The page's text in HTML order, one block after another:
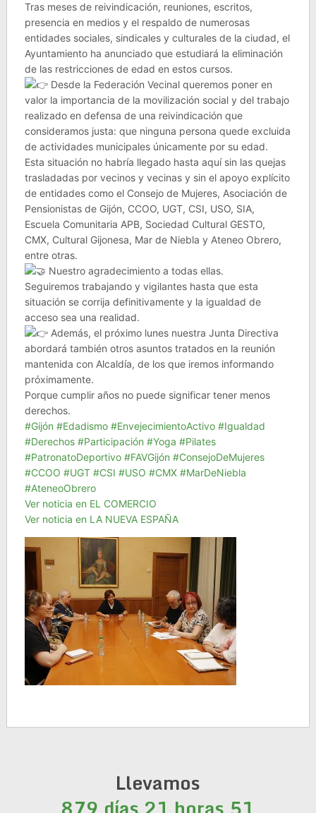
Tras meses de reivindicación, reuniones, escritos,
presencia en medios y el respaldo de numerosas
entidades sociales, sindicales y culturales de la ciudad, el
Ayuntamiento ha anunciado que estudiará la eliminación
de las restricciones de edad en estos cursos.
Desde la Federación Vecinal queremos poner en
valor la importancia de la movilización social y del trabajo
realizado en defensa de una reivindicación que
consideramos justa: que ninguna persona quede excluida
de actividades municipales únicamente por su edad.
Esta situación no habría llegado hasta aquí sin las quejas
trasladadas por vecinos y vecinas y sin el apoyo explícito
de entidades como el Consejo de Mujeres, Asociación de
Pensionistas de Gijón, CCOO, UGT, CSI, USO, SIA,
Escuela Comunitaria APB, Sociedad Cultural GESTO,
CMX, Cultural Gijonesa, Mar de Niebla y Ateneo Obrero,
entre otras.
Nuestro agradecimiento a todas ellas.
Seguiremos trabajando y vigilantes hasta que esta
situación se corrija definitivamente y la igualdad de
acceso sea una realidad.
Además, el próximo lunes nuestra Junta Directiva
abordará también otros asuntos tratados en la reunión
mantenida con Alcaldía, de los que iremos informando
próximamente.
Porque cumplir años no puede significar tener menos
derechos.
#Gijón #Edadismo #EnvejecimientoActivo #Igualdad
#Derechos #Participación #Yoga #Pilates
#PatronatoDeportivo #FAVGijón #ConsejoDeMujeres
#CCOO #UGT #CSI #USO #CMX #MarDeNiebla
#AteneoObrero
Ver noticia en EL COMERCIO
Ver noticia en LA NUEVA ESPAÑA
Llevamos